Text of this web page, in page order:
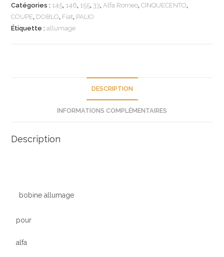
145
146
46548037
Catégories : 145, 146, 155,33,Alfa Romeo,CINQUECENTO,
COUPE, DOBLO, Fiat, PALIO
Étiquette :allumage
DESCRIPTION
INFORMATIONS COMPLÉMENTAIRES
Description
bobine allumage
pour
alfa